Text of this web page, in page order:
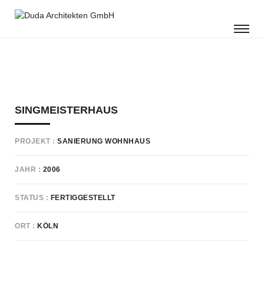
SINGMEISTERHAUS
PROJEKT SANIERUNG WOHNHAUS
JAHR 2006
STATUS FERTIGGESTELLT
ORT KÖLN